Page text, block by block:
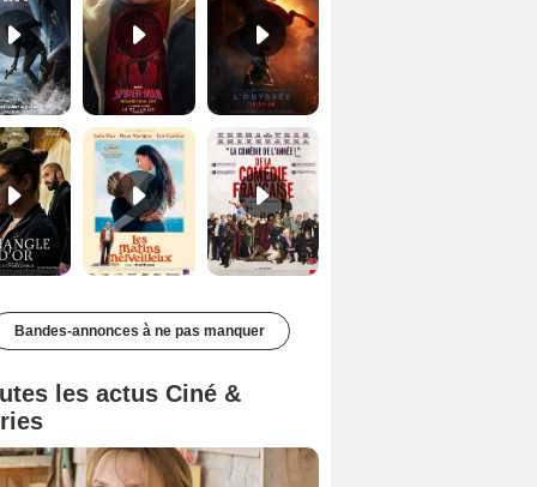
Le Triangle d'or Bande-annonce VF De la Comédie-Française Teaser VF
Bandes-annonces à ne pas manquer
les actus Ciné &